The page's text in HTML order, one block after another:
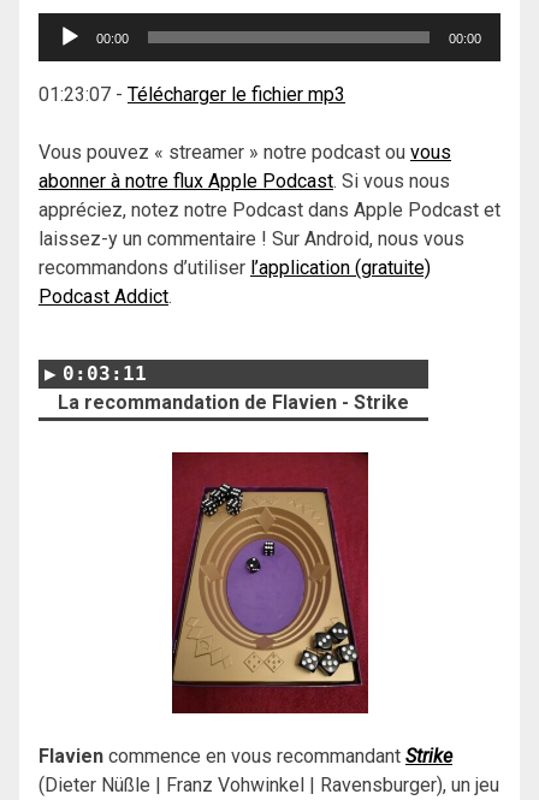
Lecteur
00:00 00:00
01:23:07 - Télécharger le fichier mp3
Vous pouvez « streamer » notre podcast ou vous
abonner à notre flux Apple Podcast. Si vous nous
appréciez, notez notre Podcast dans Apple Podcast et
laissez-y un commentaire ! Sur Android, nous vous
recommandons d’utiliser l’application (gratuite)
Podcast Addict.
0:03:11
La recommandation de Flavien - Strike
Flavien commence en vous recommandant Strike
(Dieter Nüßle | Franz Vohwinkel | Ravensburger), un jeu